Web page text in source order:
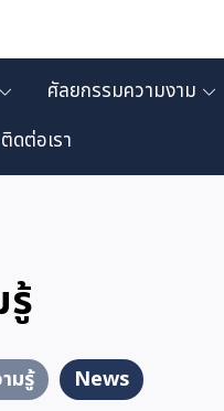
ศัลยกรรมความงาม
ติดต่อเรา
มรู้ News